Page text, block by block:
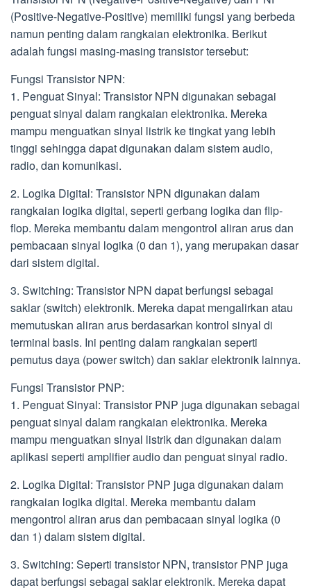
(Positive-Negative-Positive) memiliki fungsi yang berbeda
namun penting dalam rangkaian elektronika. Berikut
adalah fungsi masing-masing transistor tersebut:
Fungsi Transistor NPN:
1. Penguat Sinyal: Transistor NPN digunakan sebagai
penguat sinyal dalam rangkaian elektronika. Mereka
mampu menguatkan sinyal listrik ke tingkat yang lebih
tinggi sehingga dapat digunakan dalam sistem audio,
radio, dan komunikasi.
2. Logika Digital: Transistor NPN digunakan dalam
rangkaian logika digital, seperti gerbang logika dan flip-
flop. Mereka membantu dalam mengontrol aliran arus dan
pembacaan sinyal logika (0 dan 1), yang merupakan dasar
dari sistem digital.
3. Switching: Transistor NPN dapat berfungsi sebagai
saklar (switch) elektronik. Mereka dapat mengalirkan atau
memutuskan aliran arus berdasarkan kontrol sinyal di
terminal basis. Ini penting dalam rangkaian seperti
pemutus daya (power switch) dan saklar elektronik lainnya.
Fungsi Transistor PNP:
1. Penguat Sinyal: Transistor PNP juga digunakan sebagai
penguat sinyal dalam rangkaian elektronika. Mereka
mampu menguatkan sinyal listrik dan digunakan dalam
aplikasi seperti amplifier audio dan penguat sinyal radio.
2. Logika Digital: Transistor PNP juga digunakan dalam
rangkaian logika digital. Mereka membantu dalam
mengontrol aliran arus dan pembacaan sinyal logika (0
dan 1) dalam sistem digital.
3. Switching: Seperti transistor NPN, transistor PNP juga
dapat berfungsi sebagai saklar elektronik. Mereka dapat